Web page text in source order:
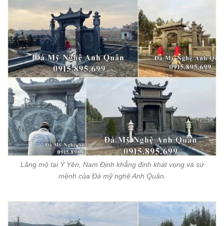
Lăng mộ tại Ý Yên, Nam Định khẳng định khát vọng và sứ
mệnh của Đá mỹ nghệ Anh Quân.